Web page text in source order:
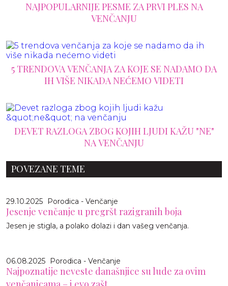
NAJPOPULARNIJE PESME ZA PRVI PLES NA
VENČANJU
5 TRENDOVA VENČANJA ZA KOJE SE NADAMO DA
IH VIŠE NIKADA NEĆEMO VIDETI
DEVET RAZLOGA ZBOG KOJIH LJUDI KAŽU "NE"
NA VENČANJU
POVEZANE TEME
29.10.2025 Porodica - Venčanje
Jesenje venčanje u pregršt razigranih boja
Jesen je stigla, a polako dolazi i dan vašeg venčanja.
06.08.2025 Porodica - Venčanje
Najpoznatije neveste današnjice su lude za ovim